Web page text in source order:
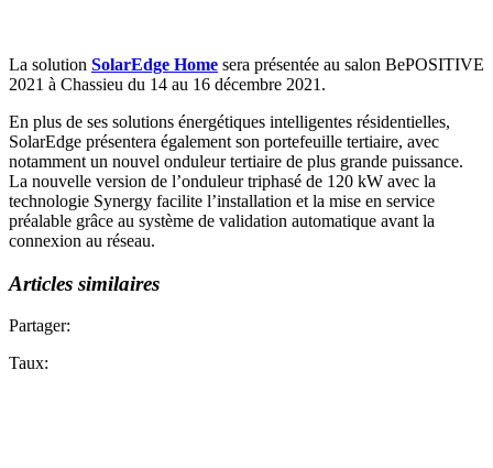
La solution SolarEdge Home sera présentée au salon BePOSITIVE
2021 à Chassieu du 14 au 16 décembre 2021.
En plus de ses solutions énergétiques intelligentes résidentielles,
SolarEdge présentera également son portefeuille tertiaire, avec
notamment un nouvel onduleur tertiaire de plus grande puissance.
La nouvelle version de l’onduleur triphasé de 120 kW avec la
technologie Synergy facilite l’installation et la mise en service
préalable grâce au système de validation automatique avant la
connexion au réseau.
Articles similaires
Partager:
Taux: